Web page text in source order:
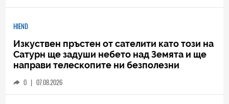
HIEND
Изкуствен пръстен от сателити като този на
Сатурн ще задуши небето над Земята и ще
направи телескопите ни безполезни
0 | 07.08.2026